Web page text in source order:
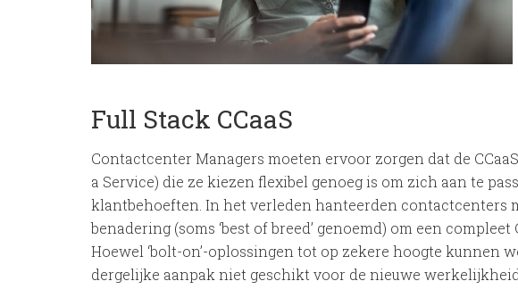
Full Stack CCaaS
Contactcenter Managers moeten ervoor zorgen dat de
a Service) die ze kiezen flexibel genoeg is om zich aan te
klantbehoeften. In het verleden hanteerden contactcenters
benadering (soms ‘best of breed’ genoemd) om een
Hoewel ‘bolt-on’-oplossingen tot op zekere hoogte kunnen
dergelijke aanpak niet geschikt voor de nieuwe